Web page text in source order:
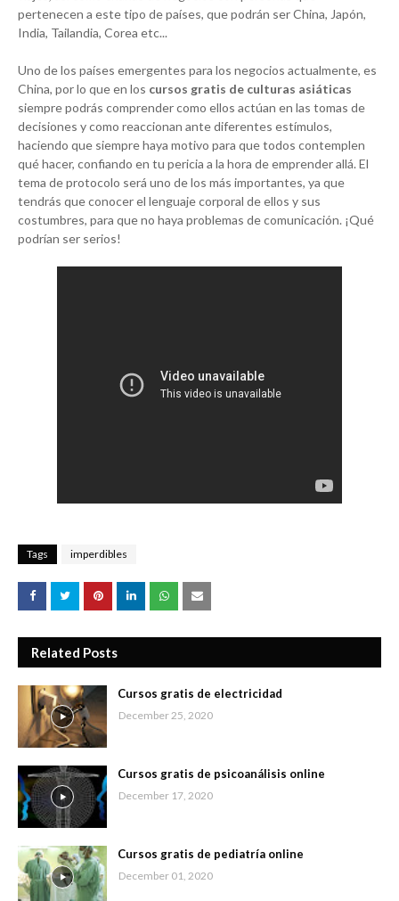
pertenecen a este tipo de países, que podrán ser China, Japón,
India, Tailandia, Corea etc...
Uno de los países emergentes para los negocios actualmente, es
China, por lo que en los cursos gratis de culturas asiáticas
siempre podrás comprender como ellos actúan en las tomas de
decisiones y como reaccionan ante diferentes estímulos,
haciendo que siempre haya motivo para que todos contemplen
qué hacer, confiando en tu pericia a la hora de emprender allá. El
tema de protocolo será uno de los más importantes, ya que
tendrás que conocer el lenguaje corporal de ellos y sus
costumbres, para que no haya problemas de comunicación. ¡Qué
podrían ser serios!
Tags imperdibles
Related Posts
Cursos gratis de electricidad
December 25, 2020
Cursos gratis de psicoanálisis online
December 17, 2020
Cursos gratis de pediatría online
December 01, 2020